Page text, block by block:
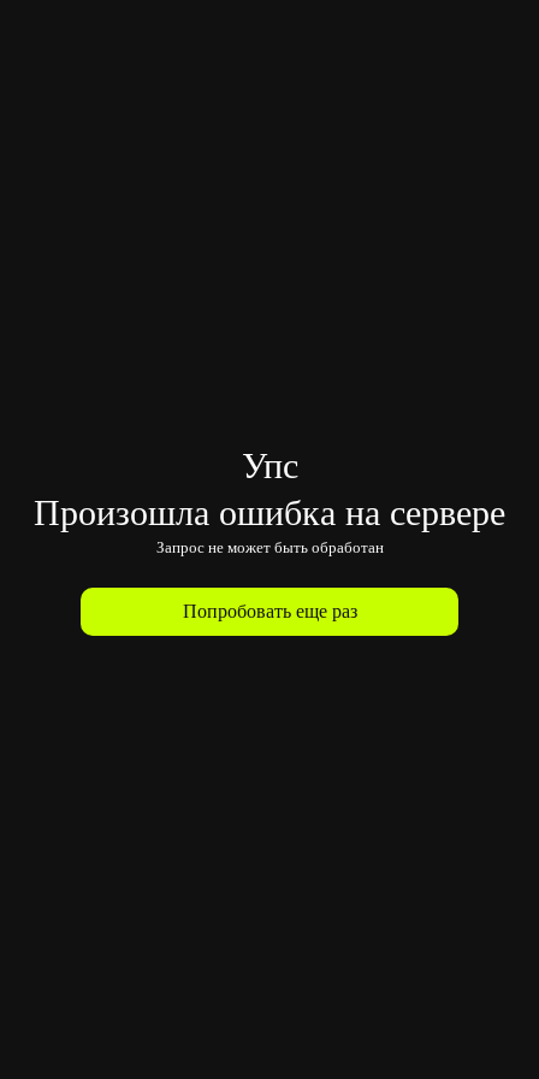
Упс
Произошла ошибка на сервере
Запрос не может быть обработан
Попробовать еще раз